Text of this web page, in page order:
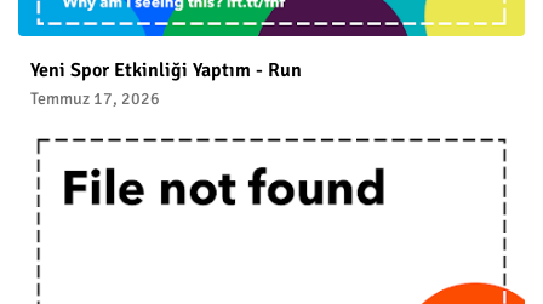
Yeni Spor Etkinliği Yaptım - Run
Temmuz 17, 2026